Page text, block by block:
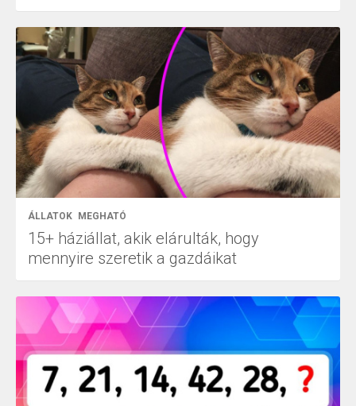
ÁLLATOK MEGHATÓ
15+ háziállat, akik elárulták, hogy
mennyire szeretik a gazdáikat